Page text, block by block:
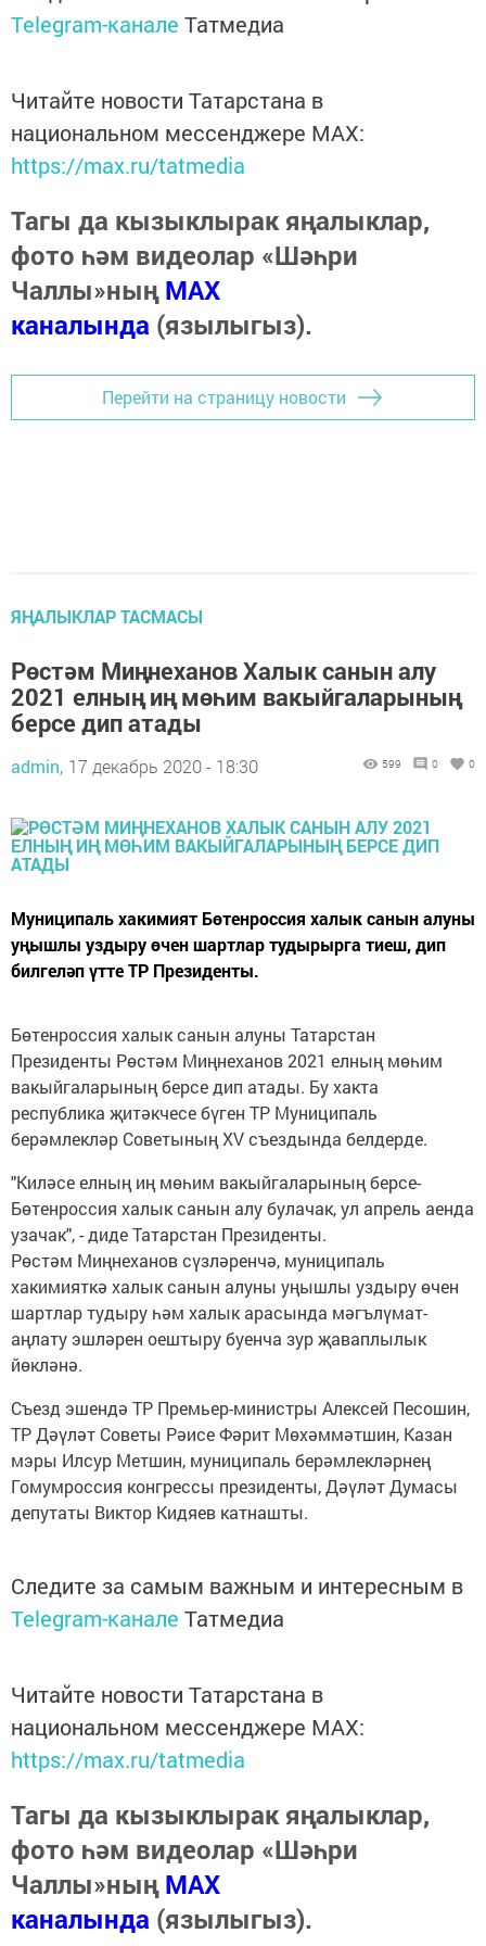
Telegram-канале Татмедиа
Читайте новости Татарстана в
национальном мессенджере MАХ:
https://max.ru/tatmedia
Тагы да кызыклырак яңалыклар,
фото һәм видеолар «Шәһри
Чаллы»ныңMAX
каналында (язылыгыз).
Перейти на страницу новости
ЯҢАЛЫКЛАР ТАСМАСЫ
Рөстәм Миңнеханов Халык санын алу
2021 елның иң мөһим вакыйгаларының
берсе дип атады
admin, 17 декабрь 2020 - 18:30 599 0 0
Муниципаль хакимият Бөтенроссия халык санын алуны
уңышлы уздыру өчен шартлар тудырырга тиеш, дип
билгеләп үтте ТР Президенты.
Бөтенроссия халык санын алуны Татарстан
Президенты Рөстәм Миңнеханов 2021 елның мөһим
вакыйгаларының берсе дип атады. Бу хакта
республика җитәкчесе бүген ТР Муниципаль
берәмлекләр Советының XV съездында белдерде.
"Киләсе елның иң мөһим вакыйгаларының берсе-
Бөтенроссия халык санын алу булачак, ул апрель аенда
узачак", - диде Татарстан Президенты.
Рөстәм Миңнеханов сүзләренчә, муниципаль
хакимияткә халык санын алуны уңышлы уздыру өчен
шартлар тудыру һәм халык арасында мәгълүмат-
аңлату эшләрен оештыру буенча зур җаваплылык
йөкләнә.
Съезд эшендә ТР Премьер-министры Алексей Песошин,
ТР Дәүләт Советы Рәисе Фәрит Мөхәммәтшин, Казан
мэры Илсур Метшин, муниципаль берәмлекләрнең
Гомумроссия конгрессы президенты, Дәүләт Думасы
депутаты Виктор Кидяев катнашты.
Следите за самым важным и интересным в
Telegram-канале Татмедиа
Читайте новости Татарстана в
национальном мессенджере MАХ:
https://max.ru/tatmedia
Тагы да кызыклырак яңалыклар,
фото һәм видеолар «Шәһри
Чаллы»ныңMAX
каналында (язылыгыз).